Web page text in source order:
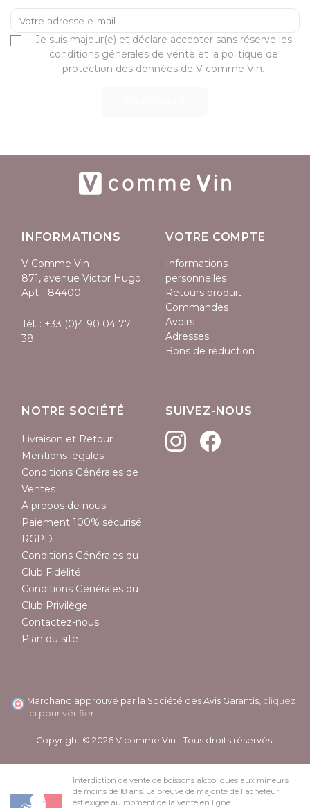
Je suis majeur(e) et déclare accepter sans réserve les
conditions générales de vente et la politique de
protection des données de V comme Vin.
INFORMATIONS
V Comme Vin
871, avenue Victor Hugo
Apt - 84400
Tél. : +33 (0)4 90 04 77
38
VOTRE COMPTE
Informations
personnelles
Retours produit
Commandes
Avoirs
Adresses
Bons de réduction
NOTRE SOCIÉTÉ
Livraison et Retour
Mentions légales
Conditions Générales de
Ventes
A propos de nous
Paiement 100% sécurisé
RGPD
Conditions Générales du
Club Fidélité
Conditions Générales du
Club Privilège
Contactez-nous
Plan du site
SUIVEZ-NOUS
Marchand approuvé par la Société des Avis Garantis, cliquez
ici pour vérifier
Copyright © 2026 V comme Vin - Tous droits réservés.
Interdiction de vente de boissons alcooliques aux mineurs
de moins de 18 ans. La preuve de majorité de l'acheteur
est exigée au moment de la vente en ligne.